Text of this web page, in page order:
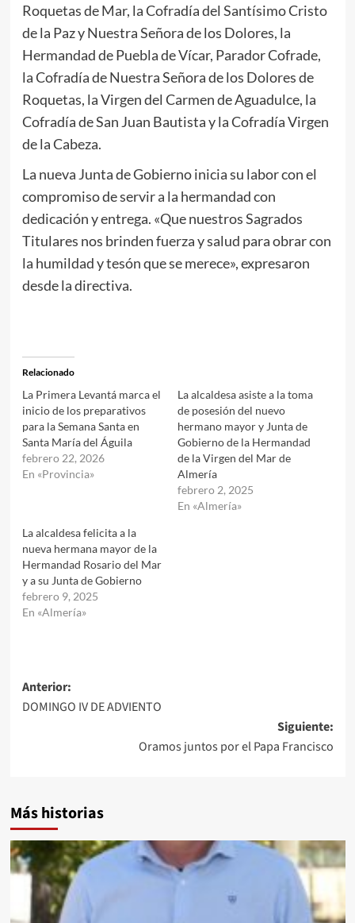
Roquetas de Mar, la Cofradía del Santísimo Cristo
de la Paz y Nuestra Señora de los Dolores, la
Hermandad de Puebla de Vícar, Parador Cofrade,
la Cofradía de Nuestra Señora de los Dolores de
Roquetas, la Virgen del Carmen de Aguadulce, la
Cofradía de San Juan Bautista y la Cofradía Virgen
de la Cabeza.
La nueva Junta de Gobierno inicia su labor con el
compromiso de servir a la hermandad con
dedicación y entrega. «Que nuestros Sagrados
Titulares nos brinden fuerza y salud para obrar con
la humildad y tesón que se merece», expresaron
desde la directiva.
Relacionado
La Primera Levantá marca el
inicio de los preparativos
para la Semana Santa en
Santa María del Águila
febrero 22, 2026
En «Provincia»
La alcaldesa asiste a la toma
de posesión del nuevo
hermano mayor y Junta de
Gobierno de la Hermandad
de la Virgen del Mar de
Almería
febrero 2, 2025
En «Almería»
La alcaldesa felicita a la
nueva hermana mayor de la
Hermandad Rosario del Mar
y a su Junta de Gobierno
febrero 9, 2025
En «Almería»
Navegación
de
Anterior:
DOMINGO IV DE ADVIENTO
Siguiente:
Oramos juntos por el Papa Francisco
Más historias